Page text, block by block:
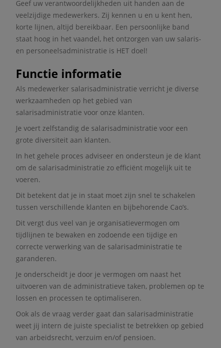
Geef uw verantwoordelijkheden uit handen aan de
veelzijdige medewerkers. Zij kennen u en u kent hen,
korte lijnen, altijd bereikbaar. Een persoonlijke band
staat hoog in het vaandel, het ontzorgen van uw salaris-
en personeelsadministratie is HET doel!
Functie informatie
Als medewerker salarisadministratie verricht je diverse
werkzaamheden op het gebied van
salarisadministratie voor onze klanten.
Je voert zelfstandig de salarisadministratie voor een
grote diversiteit aan klanten.
In het gehele proces adviseer en ondersteun je de klant
om de salarisadministratie zo efficiënt mogelijk uit te
voeren.
Dit betekent dat je in staat moet zijn snel te schakelen
tussen verschillende klanten en bijbehorende Cao’s.
Dit vergt dus veel van je organisatievermogen om
tijdlijnen te bewaken en zodoende een tijdige en
correcte verwerking van de salarisadministratie te
garanderen.
Je onderscheidt je door je vermogen om naast het
uitvoeren van de administratieve taken, problemen op te
lossen en processen te optimaliseren.
Ook als de vraag verder gaat dan salarisadministratie
weet jij intern de juiste specialist te betrekken op gebied
van arbeidsrecht, verzuim en/of pensioen.